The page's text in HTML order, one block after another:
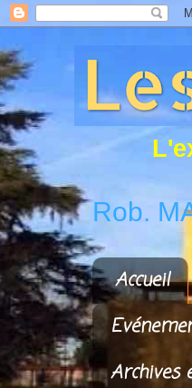
L'e
Rob.
Accueil
Archives